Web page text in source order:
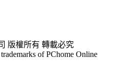
版權所有 轉載必究
of PChome Online